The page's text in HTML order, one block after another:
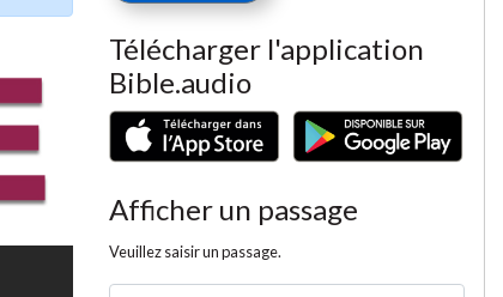
Télécharger l'application
Bible.audio
Afficher un passage
Veuillez saisir un passage.